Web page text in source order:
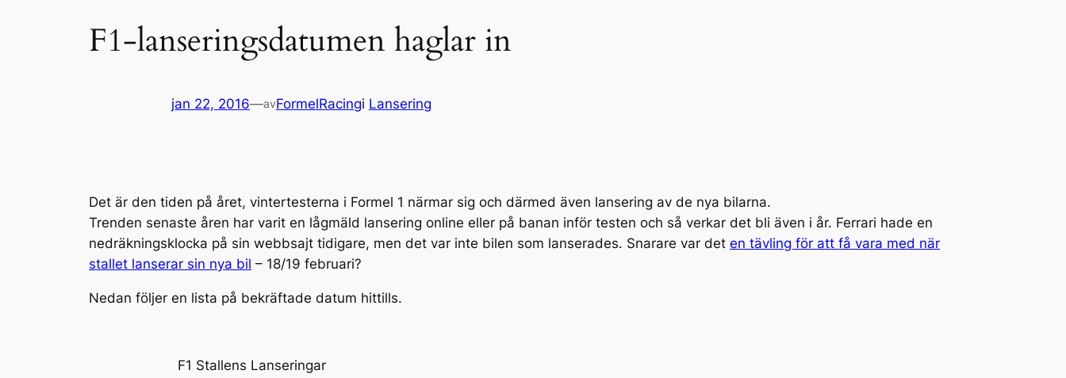
F1-lanseringsdatumen haglar in
jan 22, 2016—avFormelRacingi Lansering
Det är den tiden på året, vintertesterna i Formel 1 närmar sig och därmed även lansering av de nya bilarna.
Trenden senaste åren har varit en lågmäld lansering online eller på banan inför testen och så verkar det bli även i år. Ferrari hade en
nedräkningsklocka på sin webbsajt tidigare, men det var inte bilen som lanserades. Snarare var det en tävling för att få vara med när
stallet lanserar sin nya bil – 18/19 februari?
Nedan följer en lista på bekräftade datum hittills.
F1 Stallens Lanseringar